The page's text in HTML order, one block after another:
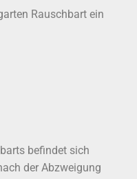
Rauschbart ein
befindet sich
der Abzweigung